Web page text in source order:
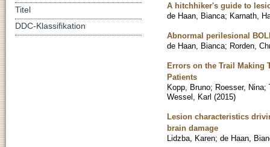
A hitchhiker's guide to
de Haan, Bianca; Karnath,
Abnormal perilesional
de Haan, Bianca; Rorden,
Errors on the Trail Making
Patients
Kopp, Bruno; Roesser, Nina;
Wessel, Karl (2015)
Lesion characteristics
brain damage
Lidzba, Karen; de Haan,
Titel
DDC-Klassifikation